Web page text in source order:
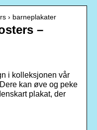
› barneplakater
–
i kolleksjonen vår
kan øve og peke
plakat, der